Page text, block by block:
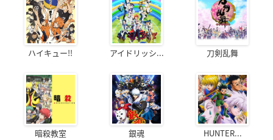
ハイキュー!! アイドリッシ... 刀剣乱舞
暗殺教室 銀魂 HUNTER...